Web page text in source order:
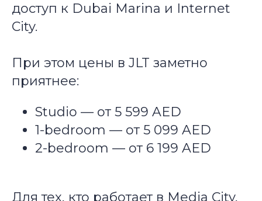
доступ к Dubai Marina и Internet
City.
При этом цены в JLT заметно
приятнее:
Studio — от 5 599 AED
1-bedroom — от 5 099 AED
2-bedroom — от 6 199 AED
Для тех, кто работает в Media City,